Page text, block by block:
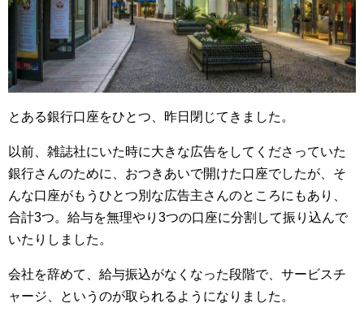
とある銀行口座をひとつ、昨日閉じてきました。
以前、雑誌社にいた時に大きな広告をしてくださっていた
銀行さんのために、おつきあいで開けた口座でしたが、そ
んな口座がもうひとつ別な広告主さんのところにもあり、
合計3つ。給与を無理やり3つの口座に分割して振り込んで
いたりしました。
会社を辞めて、給与振込がなくなった段階で、サービスチ
ャージ、というのが取られるようになりました。